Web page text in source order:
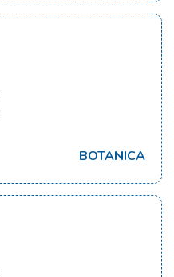
BOTANICA